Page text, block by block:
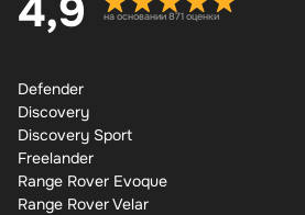
4,9 на основании 871 оценки
Defender
Discovery
Discovery Sport
Freelander
Range Rover Evoque
Range Rover Velar